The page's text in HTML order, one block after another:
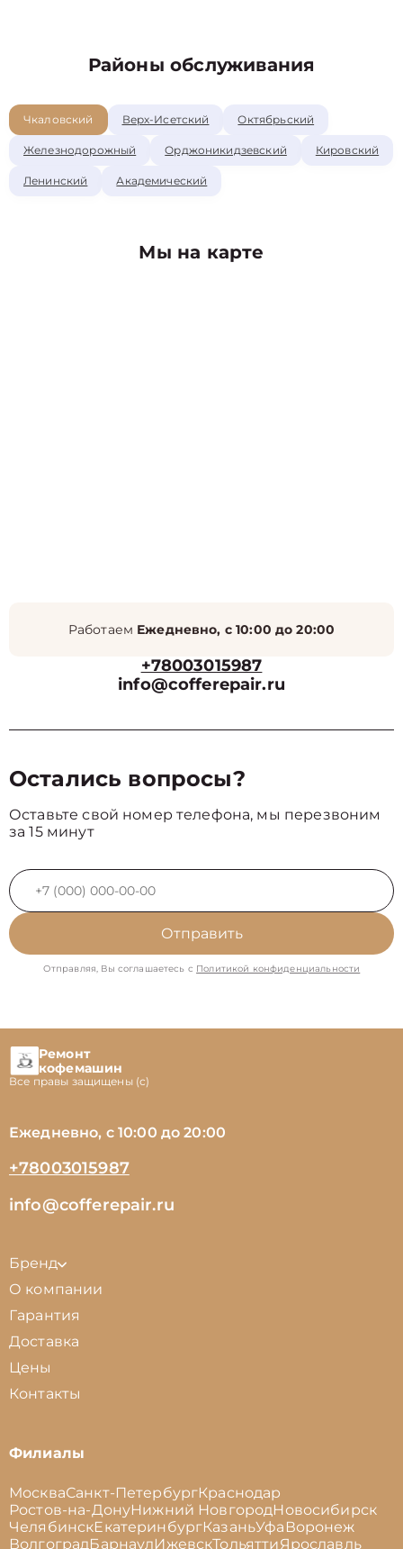
Районы обслуживания
Чкаловский Верх-Исетский Октябрьский
Железнодорожный Орджоникидзевский Кировский
Ленинский Академический
Мы на карте
Работаем Ежедневно, с 10:00 до 20:00
+78003015987
info@cofferepair.ru
Остались вопросы?
Оставьте свой номер телефона, мы перезвоним
за 15 минут
Отправить
Отправляя, Вы соглашаетесь с Политикой конфиденциальности
Ремонт
кофемашин
Все правы защищены (с)
Ежедневно, с 10:00 до 20:00
+78003015987
info@cofferepair.ru
Бренд
О компании
Гарантия
Доставка
Цены
Контакты
Филиалы
МоскваСанкт-ПетербургКраснодар
Ростов-на-ДонуНижний НовгородНовосибирск
ЧелябинскЕкатеринбургКазаньУфа Воронеж
ВолгоградБарнаулИжевскТольяттиЯрославль